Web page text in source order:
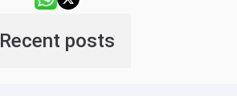
Recent posts